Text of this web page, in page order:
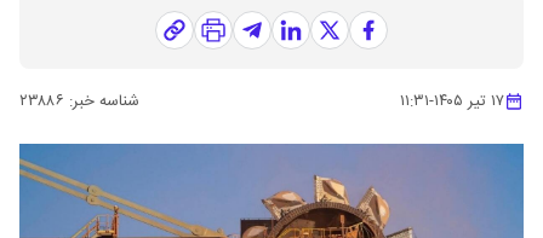
۱۷ تیر ۱۴۰۵ -۱۱:۳۱ شناسه خبر: ۲۳۸۸۶